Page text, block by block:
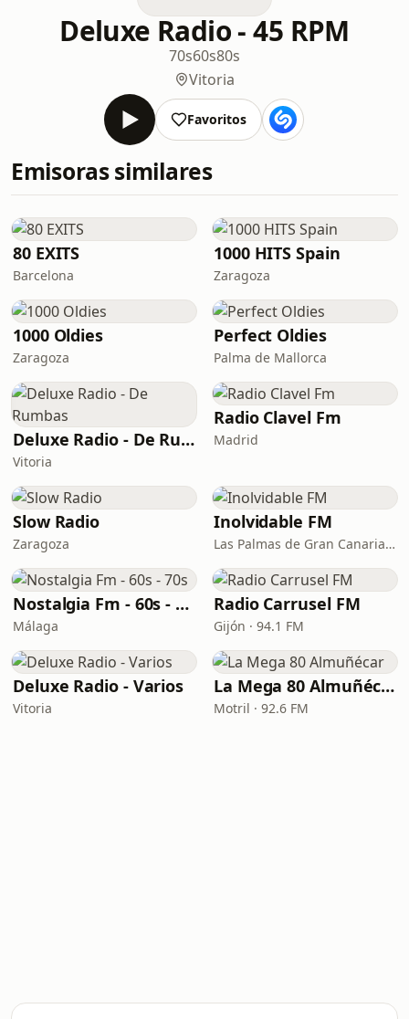
Deluxe Radio - 45 RPM
70s60s80s
Vitoria
Favoritos
Emisoras similares
80 EXITS
Barcelona
1000 HITS Spain
Zaragoza
1000 Oldies
Zaragoza
Perfect Oldies
Palma de Mallorca
Deluxe Radio - De Rumbas
Vitoria
Radio Clavel Fm
Madrid
Slow Radio
Zaragoza
Inolvidable FM
Las Palmas de Gran Canaria · 95.8 FM
Nostalgia Fm - 60s - 70s
Málaga
Radio Carrusel FM
Gijón · 94.1 FM
Deluxe Radio - Varios
Vitoria
La Mega 80 Almuñécar
Motril · 92.6 FM